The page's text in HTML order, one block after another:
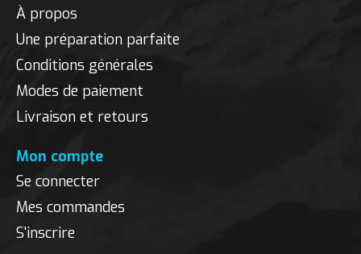
À propos
Une préparation parfaite
Conditions générales
Modes de paiement
Livraison et retours
Mon compte
Se connecter
Mes commandes
S'inscrire